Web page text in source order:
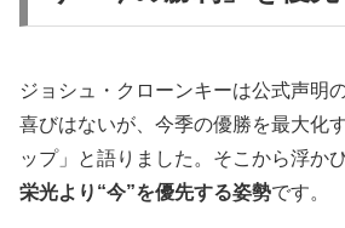
ジョシュ・クローンキーは公式声明
喜びはないが、今季の優勝を最大化
ップ」と語りました。そこから浮か
栄光より“今”を優先する姿勢です。